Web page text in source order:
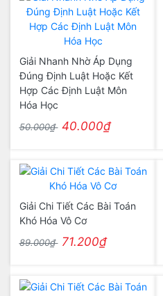
Giải Nhanh Nhờ Áp Dụng
Đúng Định Luật Hoặc Kết
Hợp Các Định Luật Môn
Hóa Học
50.000₫ 40.000₫
Giải Chi Tiết Các Bài Toán
Khó Hóa Vô Cơ
89.000₫ 71.200₫